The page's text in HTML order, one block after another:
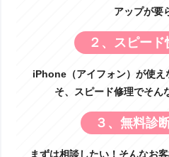
アップが要
２、スピード
iPhone（アイフォン）が使え
そ、スピード修理でそん
３、無料診
まずは相談したい！そんなお